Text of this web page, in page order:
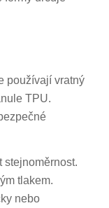
používají vratný
TPU.
stejnoměrnost.
tlakem.
nebo